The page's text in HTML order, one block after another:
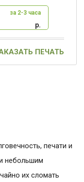
за 2-3 часа
р.
ПЕЧАТЬ
печати и
небольшим
их сломать